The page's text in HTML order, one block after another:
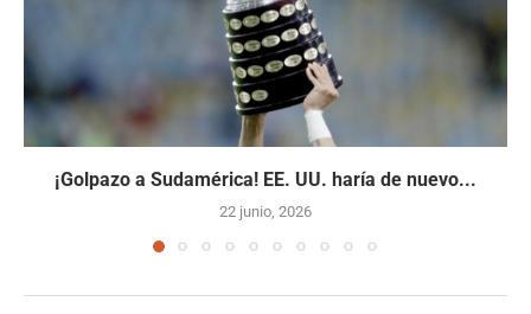
¡Golpazo a Sudamérica! EE. UU. haría de nuevo...
22 junio, 2026